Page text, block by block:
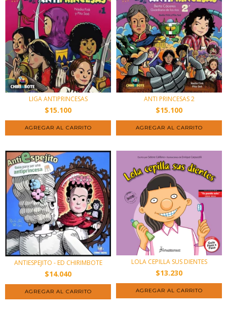
LIGA ANTIPRINCESAS
$15.100
ANTI PRINCESAS 2
$15.100
ANTIESPEJITO - ED CHIRIMBOTE
$14.040
LOLA CEPILLA SUS DIENTES
$13.230